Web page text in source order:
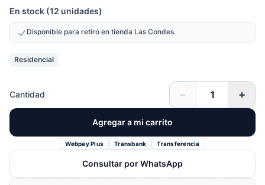
En stock (12 unidades)
Disponible para retiro en tienda Las Condes.
Residencial
Cantidad − +
Agregar a mi carrito
Webpay Plus Transbank Transferencia
Consultar por WhatsApp